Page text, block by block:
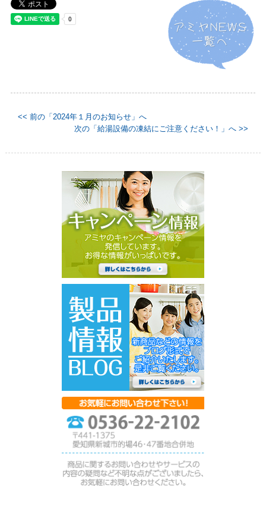
<< 前の「2024年１月のお知らせ」へ
次の「給湯設備の凍結にご注意ください！」へ >>